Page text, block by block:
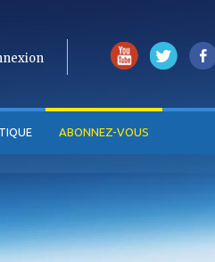
ABONNEZ-VOUS